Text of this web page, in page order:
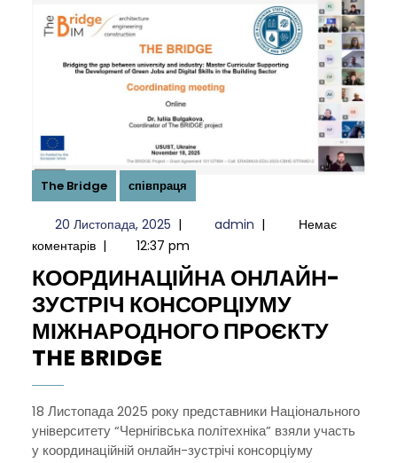
The Bridge співпраця
20 Листопада, 202520
Листопада,
2025
| admin admin
|
Немає
коментарів | 12:37 pm
КООРДИНАЦІЙНА ОНЛАЙН-
ЗУСТРІЧ КОНСОРЦІУМУ
МІЖНАРОДНОГО ПРОЄКТУ
THE BRIDGE
ЗУСТРІЧ
КОНСОРЦІУМУ
18 Листопада 2025 року представники Національного
університету “Чернігівська політехніка” взяли участь
у координаційній онлайн-зустрічі консорціуму